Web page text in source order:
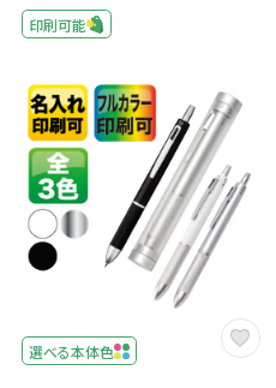
印刷可能
選べる本体色